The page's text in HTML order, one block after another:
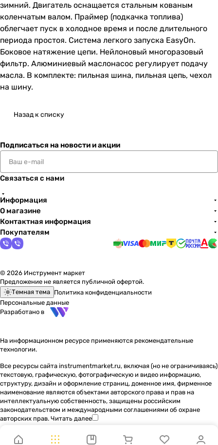
зимний. Двигатель оснащается стальным кованым
коленчатым валом. Праймер (подкачка топлива)
облегчает пуск в холодное время и после длительного
периода простоя. Система легкого запуска EasyOn.
Боковое натяжение цепи. Нейлоновый многоразовый
фильтр. Алюминиевый маслонасос регулирует подачу
масла. В комплекте: пильная шина, пильная цепь, чехол
на шину.
Назад к списку
Подписаться на новости и акции
Связаться с нами
Информация
О магазине
Контактная информация
Покупателям
© 2026 Инструмент маркет
Предложение не является публичной офертой.
Темная тема Политика конфиденциальности
Персональные данные
Разработано в
На информационном ресурсе применяются рекомендательные
технологии.
Все ресурсы сайта instrumentmarket.ru, включая (но не ограничиваясь)
текстовую, графическую, фотографическую и видео информацию,
структуру, дизайн и оформление страниц, доменное имя, фирменное
наименование являются объектами авторского права и прав на
интеллектуальную собственность, защищены российским
законодательством и международными соглашениями об охране
авторских прав. Читать далее